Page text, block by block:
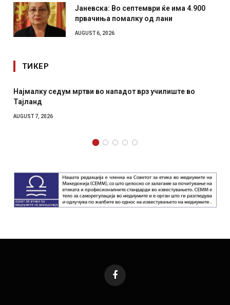
Јаневска: Во септември ќе има 4.900
првачиња помалку од лани
AUGUST 6, 2026
ТИКЕР
во нападот врз училиште во
СОЗИС: Украинците
Facebook